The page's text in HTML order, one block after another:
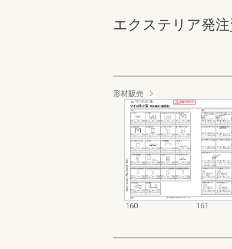
エクステリア発
形材販売
160 161